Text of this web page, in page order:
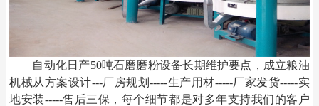
自动化日产50吨石磨磨粉设备长期维护要点 ，成立粮油
机械从方案设计---厂房规划-----生产用材-----厂家发货-----实
地安装-----售后三保，每个细节都是对多年支持我们的客户